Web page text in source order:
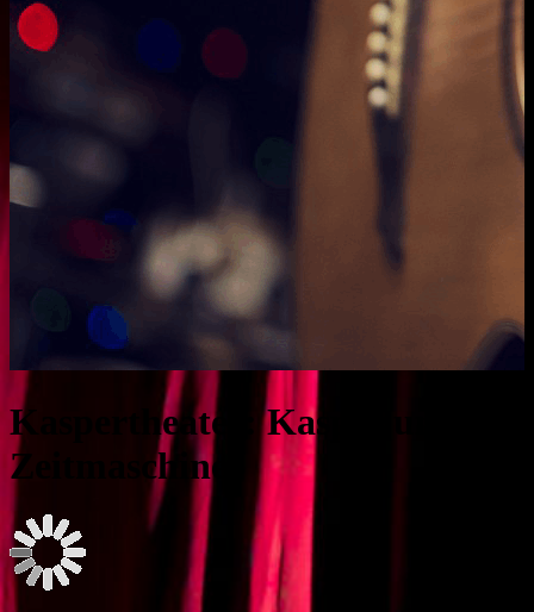
Kaspertheater: Kasper und die
Zeitmaschine